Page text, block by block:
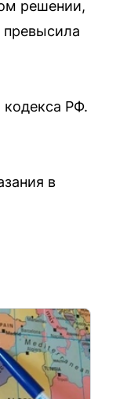
решении,
кодекса РФ.
в